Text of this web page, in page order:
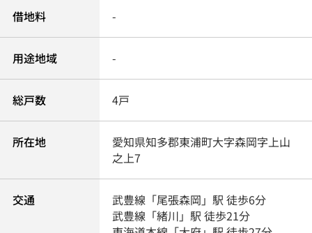
借地料 -
用途地域 -
総戸数 4戸
所在地 愛知県知多郡東浦町大字森岡字上山
之上7
交通 武豊線 「尾張森岡 」駅 徒歩6分
武豊線 「緒川 」駅 徒歩21分